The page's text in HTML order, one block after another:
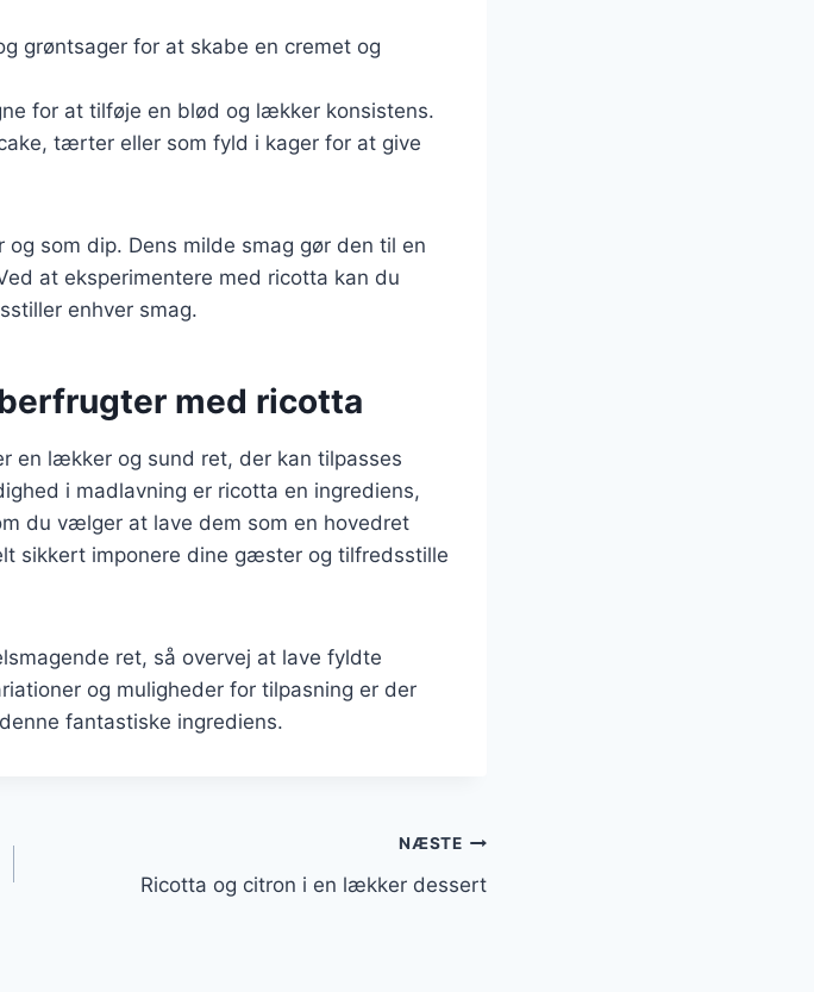
grøntsager for at skabe en cremet og
for at tilføje en blød og lækker konsistens.
tærter eller som fyld i kager for at give
som dip. Dens milde smag gør den til en
at eksperimentere med ricotta kan du
enhver smag.
med ricotta
en lækker og sund ret, der kan tilpasses
i madlavning er ricotta en ingrediens,
du vælger at lave dem som en hovedret
sikkert imponere dine gæster og tilfredsstille
ret, så overvej at lave fyldte
og muligheder for tilpasning er der
fantastiske ingrediens.
NÆSTE
Ricotta og citron i en lækker dessert